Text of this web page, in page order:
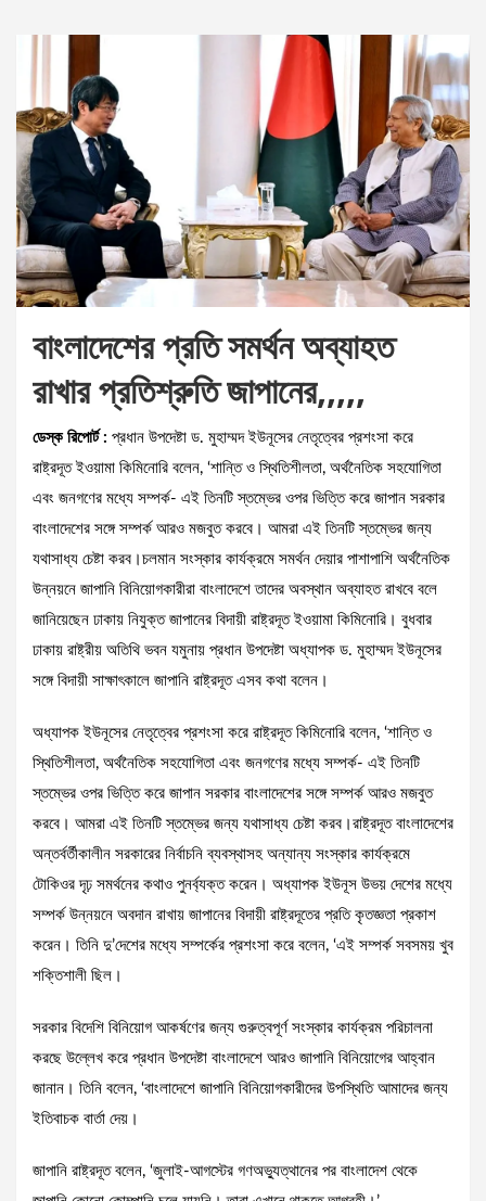
বাংলাদেশের প্রতি সমর্থন অব্যাহত
রাখার প্রতিশ্রুতি জাপানের,,,,,
ডেস্ক রিপোর্ট : প্রধান উপদেষ্টা ড. মুহাম্মদ ইউনূসের নেতৃত্বের প্রশংসা করে
রাষ্ট্রদূত ইওয়ামা কিমিনোরি বলেন, ‘শান্তি ও স্থিতিশীলতা, অর্থনৈতিক সহযোগিতা
এবং জনগণের মধ্যে সম্পর্ক- এই তিনটি স্তম্ভের ওপর ভিত্তি করে জাপান সরকার
বাংলাদেশের সঙ্গে সম্পর্ক আরও মজবুত করবে। আমরা এই তিনটি স্তম্ভের জন্য
যথাসাধ্য চেষ্টা করব।চলমান সংস্কার কার্যক্রমে সমর্থন দেয়ার পাশাপাশি অর্থনৈতিক
উন্নয়নে জাপানি বিনিয়োগকারীরা বাংলাদেশে তাদের অবস্থান অব্যাহত রাখবে বলে
জানিয়েছেন ঢাকায় নিযুক্ত জাপানের বিদায়ী রাষ্ট্রদূত ইওয়ামা কিমিনোরি। বুধবার
ঢাকায় রাষ্ট্রীয় অতিথি ভবন যমুনায় প্রধান উপদেষ্টা অধ্যাপক ড. মুহাম্মদ ইউনূসের
সঙ্গে বিদায়ী সাক্ষাৎকালে জাপানি রাষ্ট্রদূত এসব কথা বলেন।
অধ্যাপক ইউনূসের নেতৃত্বের প্রশংসা করে রাষ্ট্রদূত কিমিনোরি বলেন, ‘শান্তি ও
স্থিতিশীলতা, অর্থনৈতিক সহযোগিতা এবং জনগণের মধ্যে সম্পর্ক- এই তিনটি
স্তম্ভের ওপর ভিত্তি করে জাপান সরকার বাংলাদেশের সঙ্গে সম্পর্ক আরও মজবুত
করবে। আমরা এই তিনটি স্তম্ভের জন্য যথাসাধ্য চেষ্টা করব।রাষ্ট্রদূত বাংলাদেশের
অন্তর্বর্তীকালীন সরকারের নির্বাচনি ব্যবস্থাসহ অন্যান্য সংস্কার কার্যক্রমে
টোকিওর দৃঢ় সমর্থনের কথাও পুনর্ব্যক্ত করেন। অধ্যাপক ইউনূস উভয় দেশের মধ্যে
সম্পর্ক উন্নয়নে অবদান রাখায় জাপানের বিদায়ী রাষ্ট্রদূতের প্রতি কৃতজ্ঞতা প্রকাশ
করেন। তিনি দু’দেশের মধ্যে সম্পর্কের প্রশংসা করে বলেন, ‘এই সম্পর্ক সবসময় খুব
শক্তিশালী ছিল।
সরকার বিদেশি বিনিয়োগ আকর্ষণের জন্য গুরুত্বপূর্ণ সংস্কার কার্যক্রম পরিচালনা
করছে উল্লেখ করে প্রধান উপদেষ্টা বাংলাদেশে আরও জাপানি বিনিয়োগের আহ্বান
জানান। তিনি বলেন, ‘বাংলাদেশে জাপানি বিনিয়োগকারীদের উপস্থিতি আমাদের জন্য
ইতিবাচক বার্তা দেয়।
জাপানি রাষ্ট্রদূত বলেন, ‘জুলাই-আগস্টের গণঅভ্যুত্থানের পর বাংলাদেশ থেকে